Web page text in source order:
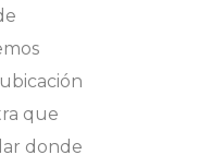
que
donde